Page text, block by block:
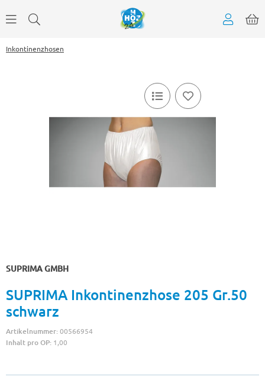
Inkontinenzhosen
SUPRIMA GMBH
SUPRIMA Inkontinenzhose 205 Gr.50
schwarz
Artikelnummer:00566954
Inhalt pro OP: 1,00